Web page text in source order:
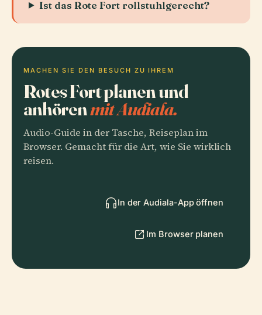
Ist das Rote Fort rollstuhlgerecht?
MACHEN SIE DEN BESUCH ZU IHREM
Rotes Fort planen und
anhörenmit Audiala.
Audio-Guide in der Tasche, Reiseplan im
Browser. Gemacht für die Art, wie Sie wirklich
reisen.
In der Audiala-App öffnen
Im Browser planen